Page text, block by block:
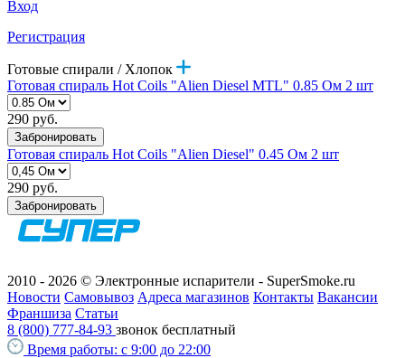
Вход
Регистрация
Готовые спирали / Хлопок
Готовая спираль Hot Coils "Alien Diesel MTL" 0.85 Ом 2 шт
290 руб.
Забронировать
Готовая спираль Hot Coils "Alien Diesel" 0.45 Ом 2 шт
290 руб.
Забронировать
2010 - 2026 © Электронные испарители - SuperSmoke.ru
Новости Самовывоз Адреса магазинов Контакты Вакансии
Франшиза Статьи
8 (800) 777-84-93 звонок бесплатный
Время работы: с 9:00 до 22:00